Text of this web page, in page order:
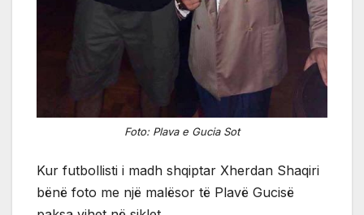
Foto: Plava e Gucia Sot
Kur futbollisti i madh shqiptar Xherdan Shaqiri
bënë foto me një malësor të Plavë Gucisë